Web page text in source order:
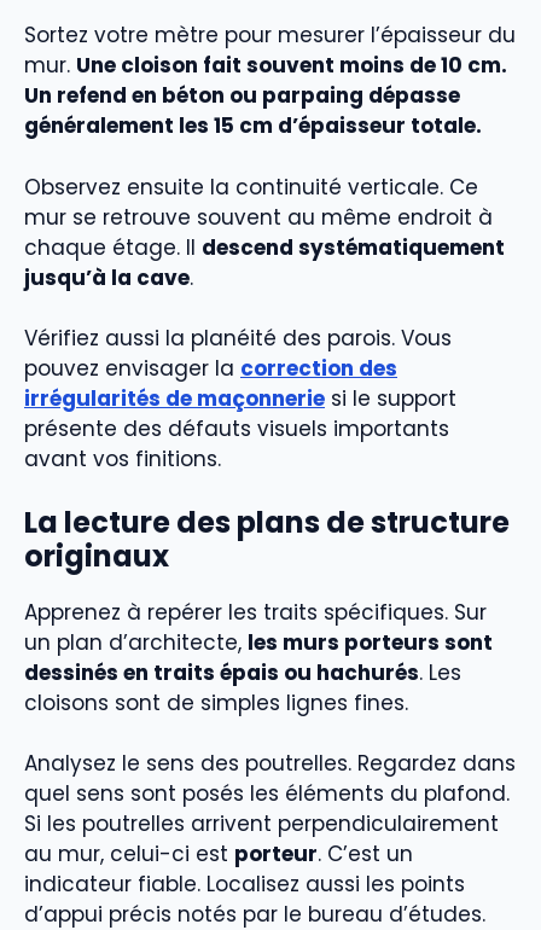
Sortez votre mètre pour mesurer l’épaisseur du
mur. Une cloison fait souvent moins de 10 cm.
Un refend en béton ou parpaing dépasse
généralement les 15 cm d’épaisseur totale.
Observez ensuite la continuité verticale. Ce
mur se retrouve souvent au même endroit à
chaque étage. Il descend systématiquement
jusqu’à la cave.
Vérifiez aussi la planéité des parois. Vous
pouvez envisager la correction des
irrégularités de maçonnerie si le support
présente des défauts visuels importants
avant vos finitions.
La lecture des plans de structure
originaux
Apprenez à repérer les traits spécifiques. Sur
un plan d’architecte, les murs porteurs sont
dessinés en traits épais ou hachurés. Les
cloisons sont de simples lignes fines.
Analysez le sens des poutrelles. Regardez dans
quel sens sont posés les éléments du plafond.
Si les poutrelles arrivent perpendiculairement
au mur, celui-ci est porteur. C’est un
indicateur fiable. Localisez aussi les points
d’appui précis notés par le bureau d’études.